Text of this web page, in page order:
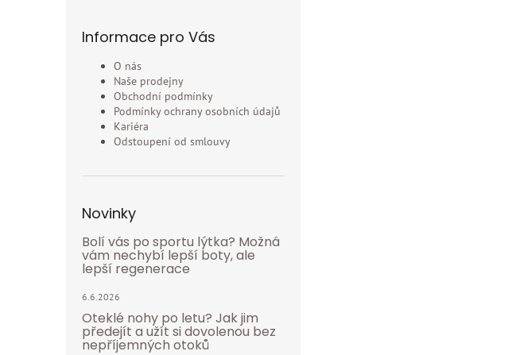
Informace pro Vás
O nás
Naše prodejny
Obchodní podmínky
Podmínky ochrany osobních údajů
Kariéra
Odstoupení od smlouvy
Novinky
Bolí vás po sportu lýtka? Možná
vám nechybí lepší boty, ale
lepší regenerace
6.6.2026
Oteklé nohy po letu? Jak jim
předejít a užít si dovolenou bez
nepříjemných otoků